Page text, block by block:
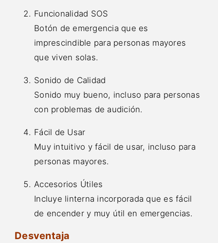
Funcionalidad SOS
Botón de emergencia que es
imprescindible para personas mayores
que viven solas.
Sonido de Calidad
Sonido muy bueno, incluso para personas
con problemas de audición.
Fácil de Usar
Muy intuitivo y fácil de usar, incluso para
personas mayores.
Accesorios Útiles
Incluye linterna incorporada que es fácil
de encender y muy útil en emergencias.
Desventaja